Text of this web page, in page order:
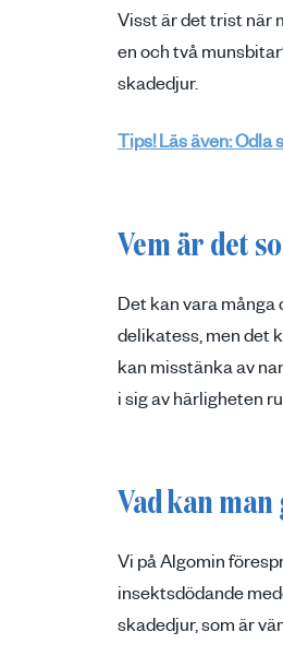
Visst är det trist när
en och två
skadedjur.
Tips! Läs även: Odla
Vem är det
Det kan vara många
delikatess, men det
kan misstänka av
i sig av härligheten
Vad kan man
Vi på Algomin
insektsdödande
skadedjur, som är